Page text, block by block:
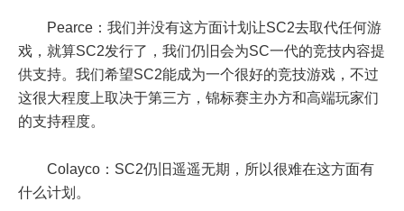
Pearce：我们并没有这方面计划让SC2去取代任何游
戏，就算SC2发行了，我们仍旧会为SC一代的竞技内容提
供支持。我们希望SC2能成为一个很好的竞技游戏，不过
这很大程度上取决于第三方，锦标赛主办方和高端玩家们
的支持程度。
Colayco：SC2仍旧遥遥无期，所以很难在这方面有
什么计划。